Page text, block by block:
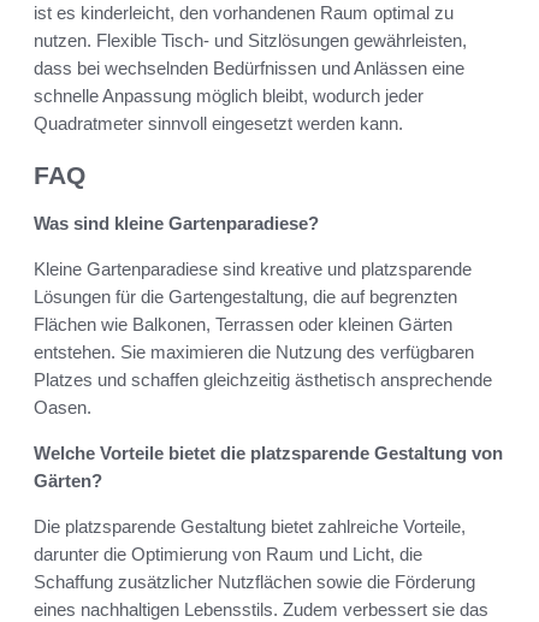
ist es kinderleicht, den vorhandenen Raum optimal zu
nutzen. Flexible Tisch- und Sitzlösungen gewährleisten,
dass bei wechselnden Bedürfnissen und Anlässen eine
schnelle Anpassung möglich bleibt, wodurch jeder
Quadratmeter sinnvoll eingesetzt werden kann.
FAQ
Was sind kleine Gartenparadiese?
Kleine Gartenparadiese sind kreative und platzsparende
Lösungen für die Gartengestaltung, die auf begrenzten
Flächen wie Balkonen, Terrassen oder kleinen Gärten
entstehen. Sie maximieren die Nutzung des verfügbaren
Platzes und schaffen gleichzeitig ästhetisch ansprechende
Oasen.
Welche Vorteile bietet die platzsparende Gestaltung von
Gärten?
Die platzsparende Gestaltung bietet zahlreiche Vorteile,
darunter die Optimierung von Raum und Licht, die
Schaffung zusätzlicher Nutzflächen sowie die Förderung
eines nachhaltigen Lebensstils. Zudem verbessert sie das